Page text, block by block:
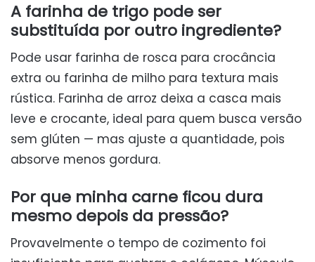
A farinha de trigo pode ser
substituída por outro ingrediente?
Pode usar farinha de rosca para crocância
extra ou farinha de milho para textura mais
rústica. Farinha de arroz deixa a casca mais
leve e crocante, ideal para quem busca versão
sem glúten — mas ajuste a quantidade, pois
absorve menos gordura.
Por que minha carne ficou dura
mesmo depois da pressão?
Provavelmente o tempo de cozimento foi